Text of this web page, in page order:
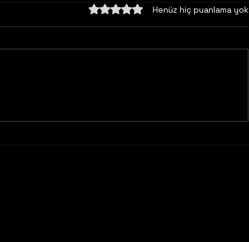
5 üzerinden 0 yıldızHenüz hiç puanlama yok